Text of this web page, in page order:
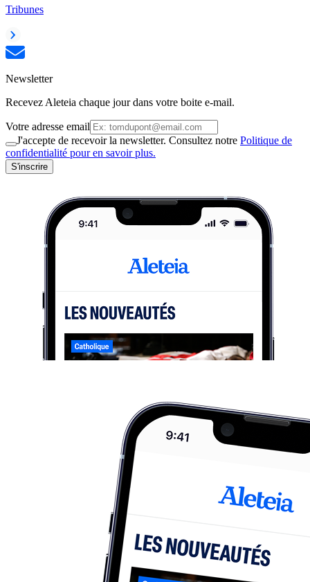
Tribunes
Newsletter
Recevez Aleteia chaque jour dans votre boite e-mail.
Votre adresse email
J'accepte de recevoir la newsletter. Consultez notre Politique de
confidentialité pour en savoir plus.
S'inscrire